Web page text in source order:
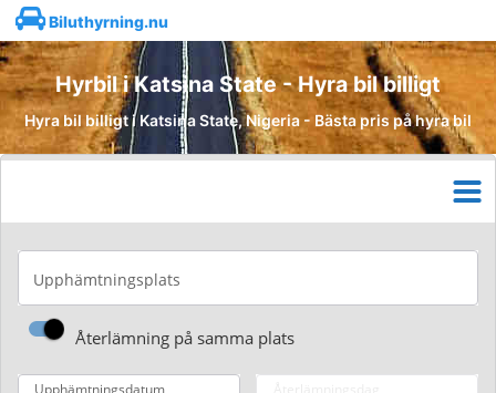
Biluthyrning.nu
Hyrbil i Katsina State - Hyra bil billigt
Hyra bil billigt i Katsina State, Nigeria - Bästa pris på hyra bil
Upphämtningsplats
Återlämning på samma plats
Upphämtningsdatum